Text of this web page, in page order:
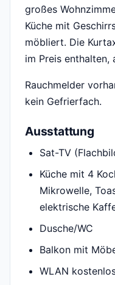
großes
Küche mit
möbliert. Die
im Preis enthalten,
Rauchmelder
kein Gefrierfach.
Ausstattung
Sat-TV
Küche mit 4
Mikrowelle,
elektrische
Dusche/WC
Balkon mit
WLAN